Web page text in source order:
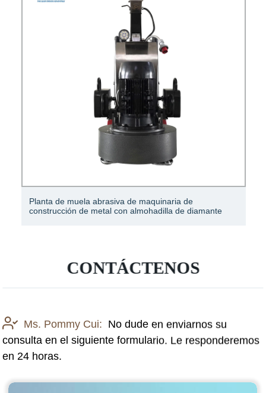
Planta de muela abrasiva de maquinaria de
construcción de metal con almohadilla de diamante
CONTÁCTENOS
Ms. Pommy Cui: No dude en enviarnos su
consulta en el siguiente formulario. Le responderemos
en 24 horas.